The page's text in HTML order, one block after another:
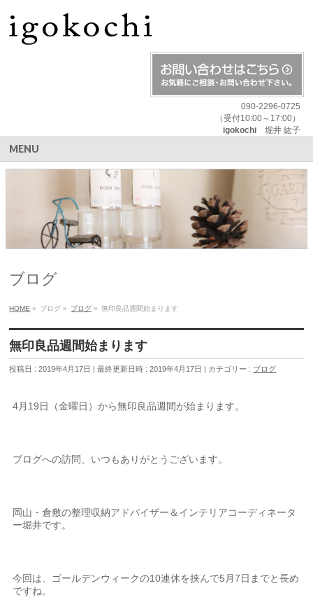
090-2296-0725
（受付10:00～17:00）
igokochi堀井 紘子
MENU
ブログ
HOME » ブログ » ブログ » 無印良品週間始まります
無印良品週間始まります
投稿日 : 2019年4月17日 最終更新日時 : 2019年4月17日 カテゴリー : ブログ
4月19日（金曜日）から無印良品週間が始まります。
ブログへの訪問、いつもありがとうございます。
岡山・倉敷の整理収納アドバイザー＆インテリアコーディネータ
ー堀井です。
今回は、ゴールデンウィークの10連休を挟んで5月7日までと長め
ですね。